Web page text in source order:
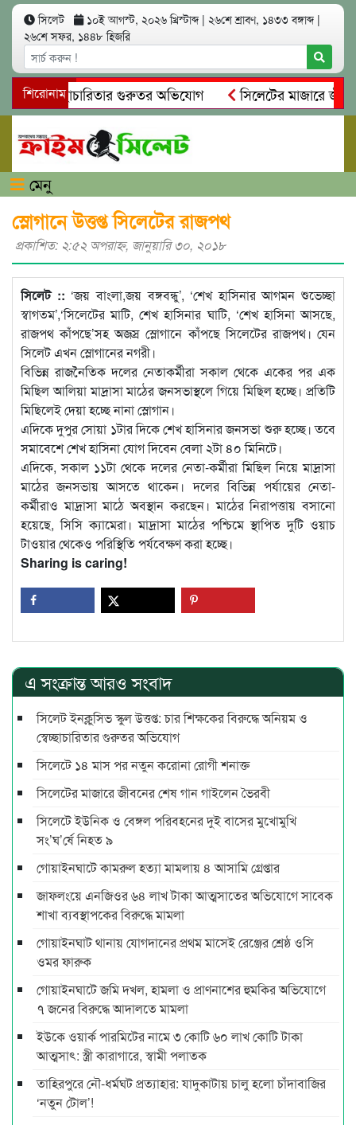
সিলেট ১০ই আগস্ট, ২০২৬ খ্রিস্টাব্দ | ২৬শে শ্রাবণ, ১৪৩৩ বঙ্গাব্দ |
২৬শে সফর, ১৪৪৮ হিজরি
শিরোনাম
ও স্বেচ্ছাচারিতার গুরুতর অভিযোগ
সিলেটের মাজারে
দলিল ফাঁস
গোয়াইনঘাটে প্রেমের ফাঁদে তরুণী পাচার:
মেনু
স্লোগানে উত্তপ্ত সিলেটের রাজপথ
প্রকাশিত: ২:৫২ অপরাহ্ণ, জানুয়ারি ৩০, ২০১৮
সিলেট :: ‘জয় বাংলা,জয় বঙ্গবন্ধু’, ‘শেখ হাসিনার আগমন শুভেচ্ছা
স্বাগতম’,‘সিলেটের মাটি, শেখ হাসিনার ঘাটি, ‘শেখ হাসিনা আসছে,
রাজপথ কাঁপছে’সহ অজস্র স্লোগানে কাঁপছে সিলেটের রাজপথ। যেন
সিলেট এখন স্লোগানের নগরী।
বিভিন্ন রাজনৈতিক দলের নেতাকর্মীরা সকাল থেকে একের পর এক
মিছিল আলিয়া মাদ্রাসা মাঠের জনসভাস্থলে গিয়ে মিছিল হচ্ছে। প্রতিটি
মিছিলেই দেয়া হচ্ছে নানা স্লোগান।
এদিকে দুপুর সোয়া ১টার দিকে শেখ হাসিনার জনসভা শুরু হচ্ছে। তবে
সমাবেশে শেখ হাসিনা যোগ দিবেন বেলা ২টা ৪০ মিনিটে।
এদিকে, সকাল ১১টা থেকে দলের নেতা-কর্মীরা মিছিল নিয়ে মাদ্রাসা
মাঠের জনসভায় আসতে থাকেন। দলের বিভিন্ন পর্যায়ের নেতা-
কর্মীরাও মাদ্রাসা মাঠে অবস্থান করছেন। মাঠের নিরাপত্তায় বসানো
হয়েছে, সিসি ক্যামেরা। মাদ্রাসা মাঠের পশ্চিমে স্থাপিত দুটি ওয়াচ
টাওয়ার থেকেও পরিস্থিতি পর্যবেক্ষণ করা হচ্ছে।
Sharing is caring!
এ সংক্রান্ত আরও সংবাদ
সিলেট ইনক্লুসিভ স্কুল উত্তপ্ত: চার শিক্ষকের বিরুদ্ধে অনিয়ম ও
স্বেচ্ছাচারিতার গুরুতর অভিযোগ
সিলেটে ১৪ মাস পর নতুন করোনা রোগী শনাক্ত
সিলেটের মাজারে জীবনের শেষ গান গাইলেন ভৈরবী
সিলেটে ইউনিক ও বেঙ্গল পরিবহনের দুই বাসের মুখোমুখি
সং’ঘ’র্ষে নিহত ৯
গোয়াইনঘাটে কামরুল হত্যা মামলায় ৪ আসামি গ্রেপ্তার
জাফলংয়ে এনজিওর ৬৪ লাখ টাকা আত্মসাতের অভিযোগে সাবেক
শাখা ব্যবস্থাপকের বিরুদ্ধে মামলা
গোয়াইনঘাট থানায় যোগদানের প্রথম মাসেই রেঞ্জের শ্রেষ্ঠ ওসি
ওমর ফারুক
গোয়াইনঘাটে জমি দখল, হামলা ও প্রাণনাশের হুমকির অভিযোগে
৭ জনের বিরুদ্ধে আদালতে মামলা
ইউকে ওয়ার্ক পারমিটের নামে ৩ কোটি ৬০ লাখ কোটি টাকা
আত্মসাৎ: স্ত্রী কারাগারে, স্বামী পলাতক
তাহিরপুরে নৌ-ধর্মঘট প্রত্যাহার: যাদুকাটায় চালু হলো চাঁদাবাজির
‘নতুন টোল’!